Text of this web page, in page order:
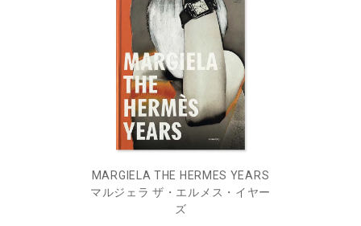
MARGIELA THE HERMES YEARS
マルジェラ ザ・エルメス・イヤー
ズ